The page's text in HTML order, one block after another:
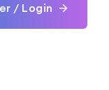
/ Login